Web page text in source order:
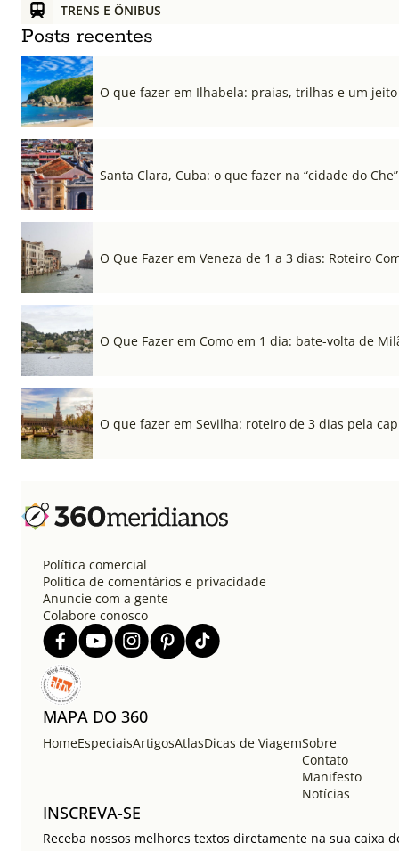
TRENS E ÔNIBUS
Posts recentes
O que fazer em Ilhabela: praias, trilhas e um
Santa Clara, Cuba: o que fazer na “cidade do Che”
O Que Fazer em Veneza de 1 a 3 dias: Roteiro
O Que Fazer em Como em 1 dia: bate-volta de
O que fazer em Sevilha: roteiro de 3 dias pela
Política comercial
Política de comentários e privacidade
Anuncie com a gente
Colabore conosco
MAPA DO 360
HomeEspeciaisArtigosAtlasDicas de ViagemSobre
Contato
Manifesto
Notícias
INSCREVA-SE
Receba nossos melhores textos diretamente na sua caixa